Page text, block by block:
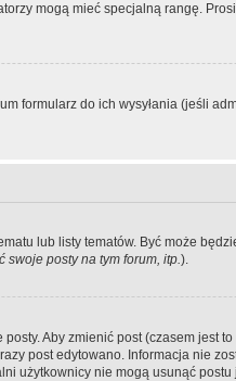
mogą mieć specjalną rangę.
formularz do ich wysyłania (jeśli
lub listy tematów. Być może
swoje posty na tym forum, itp.).
Aby zmienić post (czasem jest
post edytowano. Informacja nie
użytkownicy nie mogą usunąć postu